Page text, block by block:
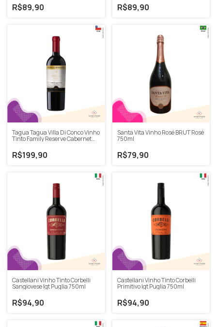
R$89,90 R$89,90
Tagua Tagua Villa Di Conco Vinho
Tinto Family Reserve Cabernet
R$199,90
Santa Vita Vinho Rosé BRUT Rosé
750ml
R$79,90
Castellani Vinho Tinto Corbelli
Sangiovese Igt Puglia 750ml
R$94,90
Castellani Vinho Tinto Corbelli
Primitivo Igt Puglia 750ml
R$94,90